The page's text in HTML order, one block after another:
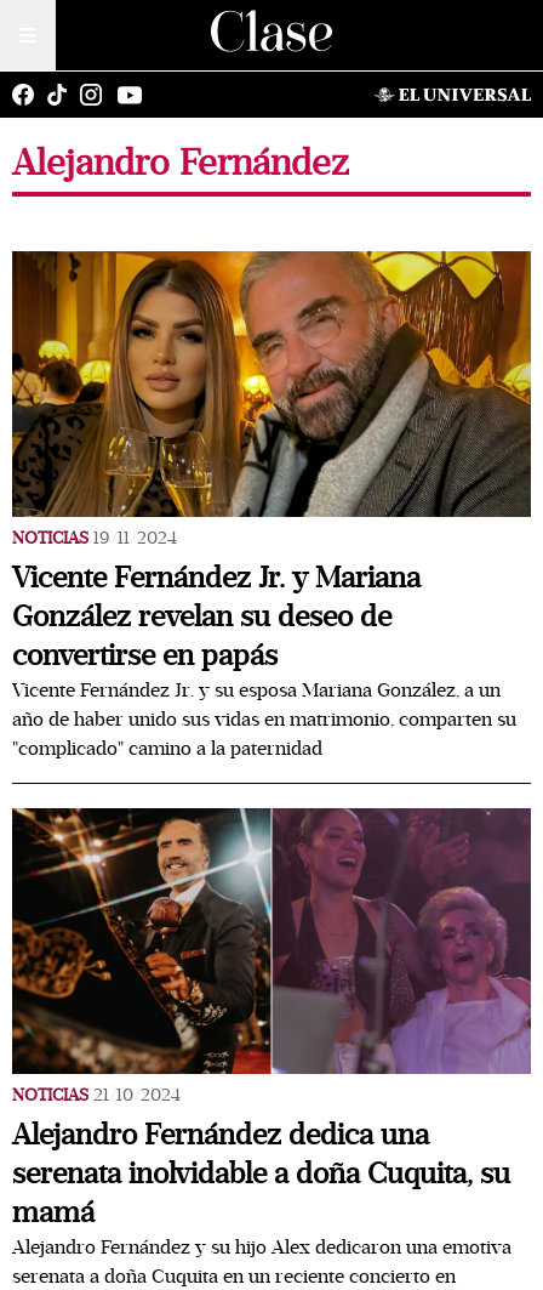
Alejandro Fernández
NOTICIAS 19/11/2024
Vicente Fernández Jr. y Mariana
González revelan su deseo de
convertirse en papás
Vicente Fernández Jr. y su esposa Mariana González, a un
año de haber unido sus vidas en matrimonio, comparten su
"complicado" camino a la paternidad
NOTICIAS 21/10/2024
Alejandro Fernández dedica una
serenata inolvidable a doña Cuquita, su
mamá
Alejandro Fernández y su hijo Alex dedicaron una emotiva
serenata a doña Cuquita en un reciente concierto en